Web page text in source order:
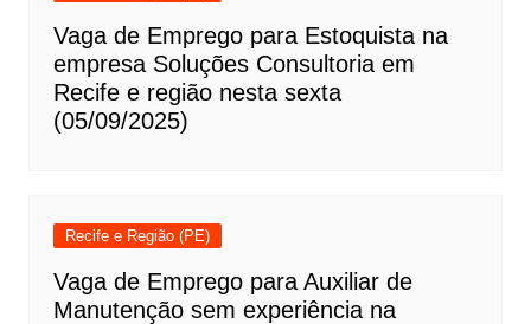
Vaga de Emprego para Estoquista na
empresa Soluções Consultoria em
Recife e região nesta sexta
(05/09/2025)
Recife e Região (PE)
Vaga de Emprego para Auxiliar de
Manutenção sem experiência na